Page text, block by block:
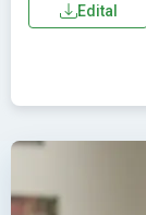
Edital